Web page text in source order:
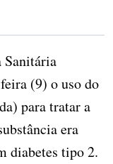
(9) o uso do
para tratar a
era
diabetes tipo 2.